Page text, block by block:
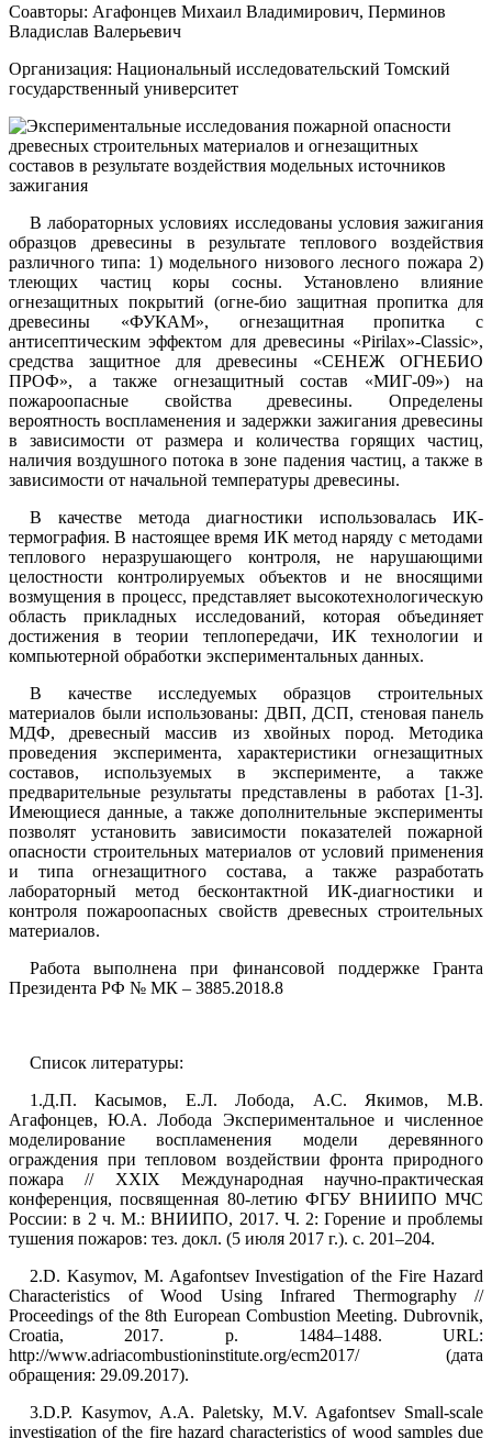
Соавторы: Агафонцев Михаил Владимирович, Перминов
Владислав Валерьевич
Организация: Национальный исследовательский Томский
государственный университет
В лабораторных условиях исследованы условия зажигания
образцов древесины в результате теплового воздействия
различного типа: 1) модельного низового лесного пожара 2)
тлеющих частиц коры сосны. Установлено влияние
огнезащитных покрытий (огне-био защитная пропитка для
древесины «ФУКАМ», огнезащитная пропитка с
антисептическим эффектом для древесины «Pirilax»-Classic»,
средства защитное для древесины «СЕНЕЖ ОГНЕБИО
ПРОФ», а также огнезащитный состав «МИГ-09») на
пожароопасные свойства древесины. Определены
вероятность воспламенения и задержки зажигания древесины
в зависимости от размера и количества горящих частиц,
наличия воздушного потока в зоне падения частиц, а также в
зависимости от начальной температуры древесины.
В качестве метода диагностики использовалась ИК-
термография. В настоящее время ИК метод наряду с методами
теплового неразрушающего контроля, не нарушающими
целостности контролируемых объектов и не вносящими
возмущения в процесс, представляет высокотехнологическую
область прикладных исследований, которая объединяет
достижения в теории теплопередачи, ИК технологии и
компьютерной обработки экспериментальных данных.
В качестве исследуемых образцов строительных
материалов были использованы: ДВП, ДСП, стеновая панель
МДФ, древесный массив из хвойных пород. Методика
проведения эксперимента, характеристики огнезащитных
составов, используемых в эксперименте, а также
предварительные результаты представлены в работах [1-3].
Имеющиеся данные, а также дополнительные эксперименты
позволят установить зависимости показателей пожарной
опасности строительных материалов от условий применения
и типа огнезащитного состава, а также разработать
лабораторный метод бесконтактной ИК-диагностики и
контроля пожароопасных свойств древесных строительных
материалов.
Работа выполнена при финансовой поддержке Гранта
Президента РФ № МК – 3885.2018.8
Список литературы:
1.Д.П. Касымов, Е.Л. Лобода, А.С. Якимов, М.В.
Агафонцев, Ю.А. Лобода Экспериментальное и численное
моделирование воспламенения модели деревянного
ограждения при тепловом воздействии фронта природного
пожара // XXIХ Международная научно-практическая
конференция, посвященная 80-летию ФГБУ ВНИИПО МЧС
России: в 2 ч. М.: ВНИИПО, 2017. Ч. 2: Горение и проблемы
тушения пожаров: тез. докл. (5 июля 2017 г.). с. 201–204.
2.D. Kasymov, M. Agafontsev Investigation of the Fire Hazard
Characteristics of Wood Using Infrared Thermography //
Proceedings of the 8th European Combustion Meeting. Dubrovnik,
Croatia, 2017. p. 1484–1488. URL:
http://www.adriacombustioninstitute.org/ecm2017/ (дата
обращения: 29.09.2017).
3.D.P. Kasymov, A.A. Paletsky, M.V. Agafontsev Small-scale
investigation of the fire hazard characteristics of wood samples due